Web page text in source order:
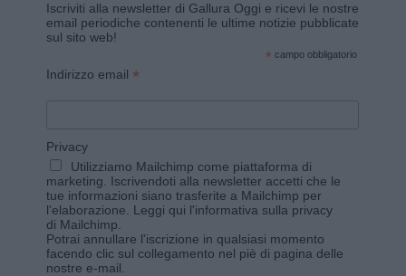
Iscriviti alla newsletter di Gallura Oggi e ricevi le nostre
email periodiche contenenti le ultime notizie pubblicate
sul sito web!
* campo obbligatorio
Indirizzo email *
Privacy
Utilizziamo Mailchimp come piattaforma di
marketing. Iscrivendoti alla newsletter accetti che le
tue informazioni siano trasferite a Mailchimp per
l'elaborazione. Leggi qui l'informativa sulla privacy
di Mailchimp
Potrai annullare l'iscrizione in qualsiasi momento
facendo clic sul collegamento nel piè di pagina delle
nostre e-mail.